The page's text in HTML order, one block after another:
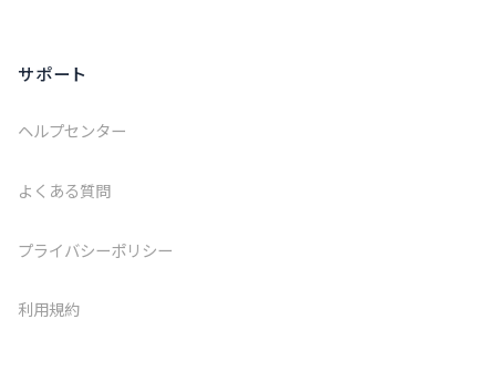
サポート
ヘルプセンター
よくある質問
プライバシーポリシー
利用規約